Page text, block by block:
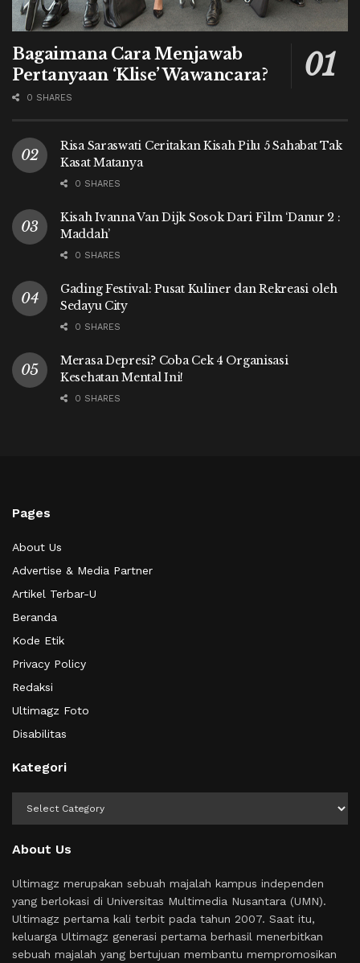
Bagaimana Cara Menjawab
Pertanyaan ‘Klise’ Wawancara?
0 SHARES
Risa Saraswati Ceritakan Kisah Pilu 5 Sahabat Tak
Kasat Matanya
0 SHARES
Kisah Ivanna Van Dijk Sosok Dari Film ‘Danur 2 :
Maddah’
0 SHARES
Gading Festival: Pusat Kuliner dan Rekreasi oleh
Sedayu City
0 SHARES
Merasa Depresi? Coba Cek 4 Organisasi
Kesehatan Mental Ini!
0 SHARES
Pages
About Us
Advertise & Media Partner
Artikel Terbar-U
Beranda
Kode Etik
Privacy Policy
Redaksi
Ultimagz Foto
Disabilitas
Kategori
About Us
Ultimagz merupakan sebuah majalah kampus independen
yang berlokasi di Universitas Multimedia Nusantara (UMN).
Ultimagz pertama kali terbit pada tahun 2007. Saat itu,
keluarga Ultimagz generasi pertama berhasil menerbitkan
sebuah majalah yang bertujuan membantu mempromosikan